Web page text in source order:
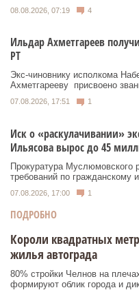
08.08.2026, 07:19 4
Ильдар Ахметгареев
РТ
Экс‑чиновнику исполкома
Ахметгарееву присвоено
07.08.2026, 17:51 1
Иск о «раскулачивании»
Ильясова вырос до 45
Прокуратура Муслюмовского
требований по гражданскому
07.08.2026, 17:00 1
ПОДРОБНО
Короли квадратных
жилья автограда
80% стройки Челнов на
формируют облик города и